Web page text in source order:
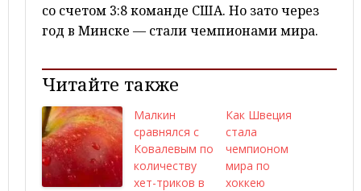
со счетом 3:8 команде США. Но зато через
год в Минске — стали чемпионами мира.
Читайте также
Малкин
сравнялся с
Ковалевым по
количеству
хет-триков в
Как Швеция
стала
чемпионом
мира по
хоккею